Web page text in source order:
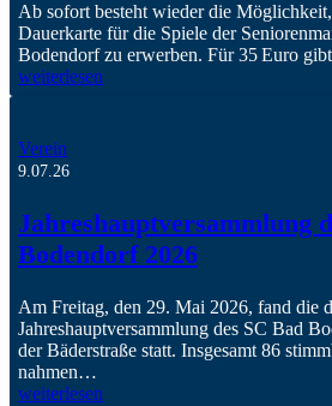
Ab sofort besteht wieder die
Dauerkarte für die Spiele der
Bodendorf zu erwerben. Für 35 Euro
weiterlesen
Verein
9.07.26
Jahreshauptversammlung
Bodendorf 2026
Am Freitag, den 29. Mai 2026, fand die
Jahreshauptversammlung des SC Bad
der Bäderstraße statt. Insgesamt 86
nahmen…
weiterlesen